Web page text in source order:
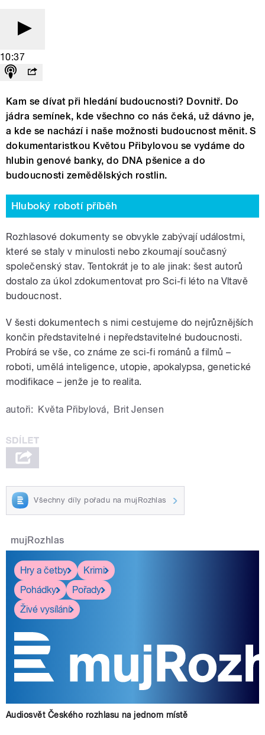
10:37
Kam se dívat při hledání budoucnosti? Dovnitř. Do
jádra semínek, kde všechno co nás čeká, už dávno je,
a kde se nachází i naše možnosti budoucnost měnit. S
dokumentaristkou Květou Přibylovou se vydáme do
hlubin genové banky, do DNA pšenice a do
budoucnosti zemědělských rostlin.
Hluboký robotí příběh
Rozhlasové dokumenty se obvykle zabývají událostmi,
které se staly v minulosti nebo zkoumají současný
společenský stav. Tentokrát je to ale jinak: šest autorů
dostalo za úkol zdokumentovat pro Sci-fi léto na Vltavě
budoucnost.
V šesti dokumentech s nimi cestujeme do nejrůznějších
končin představitelné i nepředstavitelné budoucnosti.
Probírá se vše, co známe ze sci-fi románů a filmů –
roboti, umělá inteligence, utopie, apokalypsa, genetické
modifikace – jenže je to realita.
autoři: Květa Přibylová, Brit Jensen
Všechny díly pořadu na mujRozhlas
mujRozhlas
Hry a četby
Krimi
Pohádky
Pořady
Živé vysílání
Audiosvět Českého rozhlasu na jednom místě